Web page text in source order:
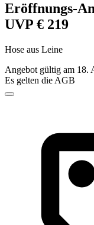
Eröffnungs-
UVP € 219
Hose aus Leine
Angebot gültig am 18.
Es gelten die AGB